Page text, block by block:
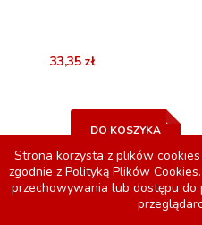
Strona korzysta z plików
zgodnie z Polityką Plików Cookies
przechowywania lub dostępu do
33,35 zł
DO KOSZYKA